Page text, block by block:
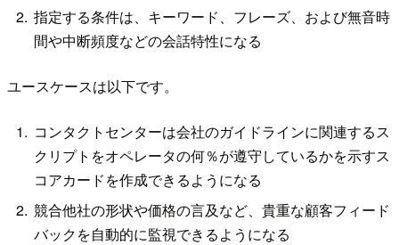
指定する条件は、キーワード、フレーズ、および無音時
間や中断頻度などの会話特性になる
ユースケースは以下です。
コンタクトセンターは会社のガイドラインに関連するス
クリプトをオペレータの何％が遵守しているかを示すス
コアカードを作成できるようになる
競合他社の形状や価格の言及など、貴重な顧客フィード
バックを自動的に監視できるようになる